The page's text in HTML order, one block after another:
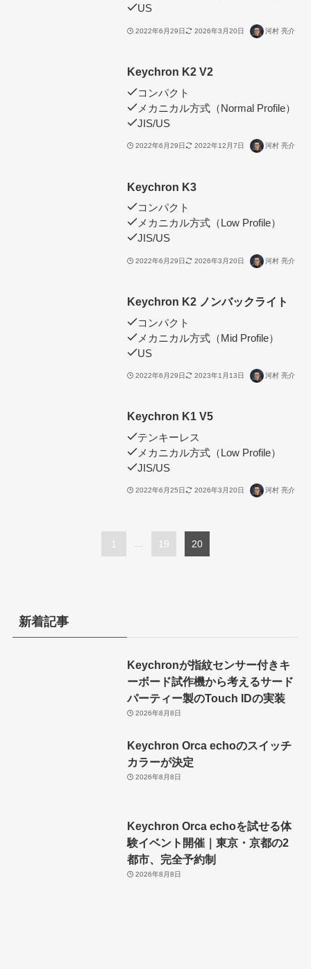
US
2022年6月29日 2026年3月20日 河村 亮介
Keychron K2 V2
コンパクト
メカニカル方式（Normal Profile）
JIS/US
2022年6月29日 2022年12月7日 河村 亮介
Keychron K3
コンパクト
メカニカル方式（Low Profile）
JIS/US
2022年6月29日 2026年3月20日 河村 亮介
Keychron K2 ノンバックライト
コンパクト
メカニカル方式（Mid Profile）
US
2022年6月29日 2023年1月13日 河村 亮介
Keychron K1 V5
テンキーレス
メカニカル方式（Low Profile）
JIS/US
2022年6月25日 2026年3月20日 河村 亮介
1 ... 19 20
新着記事
Keychronが指紋センサー付きキ
ーボード試作機から考えるサード
パーティー製のTouch IDの実装
2026年8月8日
Keychron Orca echoのスイッチ
カラーが決定
2026年8月8日
Keychron Orca echoを試せる体
験イベント開催｜東京・京都の2
都市、完全予約制
2026年8月8日